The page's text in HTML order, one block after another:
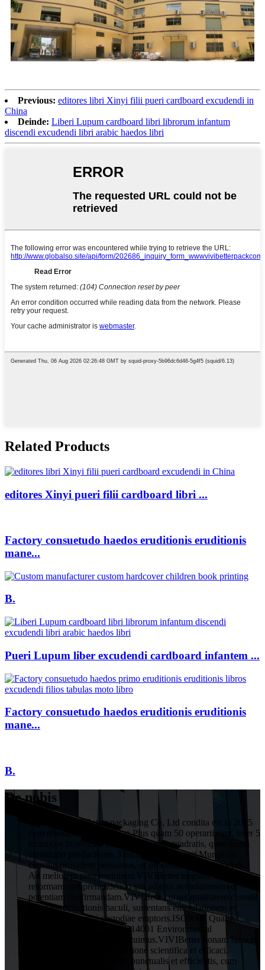
Previous: editores libri Xinyi filii pueri cardboard excudendi in
China
Deinde: Liberi Lupum cardboard libri librorum infantum
discendi excudendi libri arabic haedos libri
Related Products
editores Xinyi pueri filii cardboard libri ...
Factory consuetudo haedos eruditionis eruditionis
mane...
B.
Pueri Lupum liber excudendi cardboard infantem ...
Factory consuetudo haedos eruditionis eruditionis
mane...
B.
De nobis
HuiZhou VIVIBetter packaging Co, Ltd condita est in 2015
cum obsideri 1 decies Yuan.Plus quam 50 operarii sunt, inter 5
technicos in officina cum 1000 metris quadratis, quae annui
crassitudo productionis 5 millium Yuan attigit.Munus ex
consilio providere possumus, ut processus post excudendi.
Ad meliorem progressionem VIVIBetter upgrade ac
reformare comprehendendo erit ad eius aemulationem et
potentiam confirmandam.VIVIBetter urget qualitatem consilii
totius participationis baculi, sustentans emendationem et
obligationem omni custodiae emptoris.ISO9001 Quality
Assurance System and ISO14001 Environmental
Management System constituimus.VIVIBetter bonam famam
a clientibus cum administratione scientifica et efficaci,
qualitatis rationabilis pretii, punctualis et efficientis, cum